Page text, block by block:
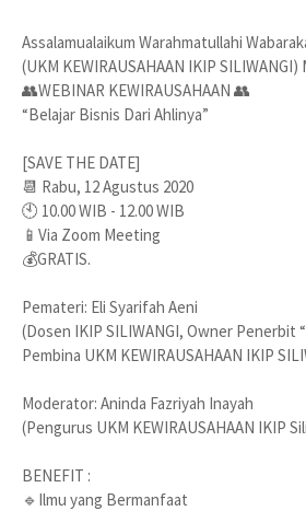
Assalamualaikum Warahmatullahi
(UKM KEWIRAUSAHAAN IKIP SILIWANGI)
👥WEBINAR KEWIRAUSAHAAN 👥
“Belajar Bisnis Dari Ahlinya”
[SAVE THE DATE]
📆 Rabu, 12 Agustus 2020
🕙 10.00 WIB - 12.00 WIB
📱Via Zoom Meeting
💰GRATIS.
Pemateri: Eli Syarifah Aeni
(Dosen IKIP SILIWANGI, Owner Penerbit
Pembina UKM KEWIRAUSAHAAN IKIP
Moderator: Aninda Fazriyah Inayah
(Pengurus UKM KEWIRAUSAHAAN IKIP
BENEFIT :
🔹Ilmu yang Bermanfaat